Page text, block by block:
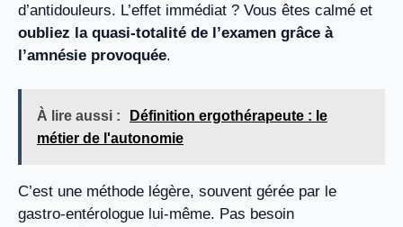
d’antidouleurs. L’effet immédiat ? Vous êtes calmé et
oubliez la quasi-totalité de l’examen grâce à
l’amnésie provoquée.
À lire aussi :
Définition ergothérapeute : le
métier de l'autonomie
C’est une méthode légère, souvent gérée par le
gastro-entérologue lui-même. Pas besoin